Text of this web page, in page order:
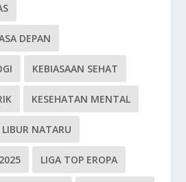
DEPAN
KEBIASAAN SEHAT
KESEHATAN MENTAL
LIBUR NATARU
LIGA TOP EROPA